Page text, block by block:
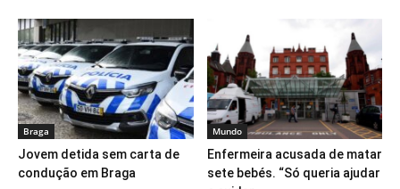
Braga
Jovem detida sem carta de
condução em Braga
Mundo
Enfermeira acusada de matar
sete bebés. “Só queria ajudar